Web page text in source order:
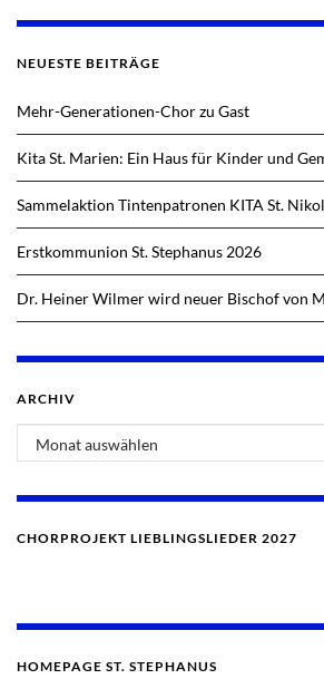
NEUESTE BEITRÄGE
Mehr-Generationen-Chor zu Gast
Kita St. Marien: Ein Haus für Kinder und
Sammelaktion Tintenpatronen KITA St.
Erstkommunion St. Stephanus 2026
Dr. Heiner Wilmer wird neuer Bischof von
ARCHIV
CHORPROJEKT LIEBLINGSLIEDER 2027
HOMEPAGE ST. STEPHANUS